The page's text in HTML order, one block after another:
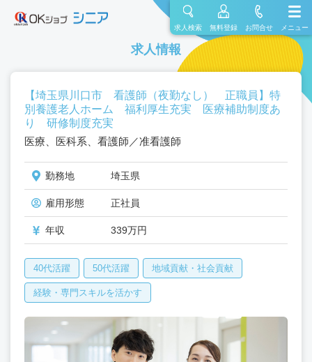
求人検索 無料登録 お問合せ メニュー
求人情報
【埼玉県川口市 看護師（夜勤なし） 正職員】特
別養護老人ホーム 福利厚生充実 医療補助制度あ
り 研修制度充実
医療、医科系、看護師／准看護師
勤務地 埼玉県
雇用形態 正社員
年収 339万円
40代活躍 50代活躍 地域貢献・社会貢献
経験・専門スキルを活かす